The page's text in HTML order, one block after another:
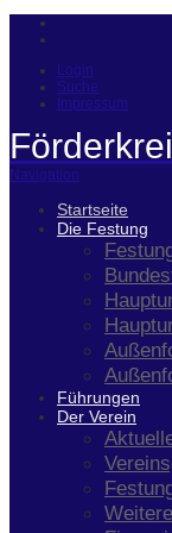
Login
Suche
Impressum
Navigation
Startseite
Die Festung
Führungen
Der Verein